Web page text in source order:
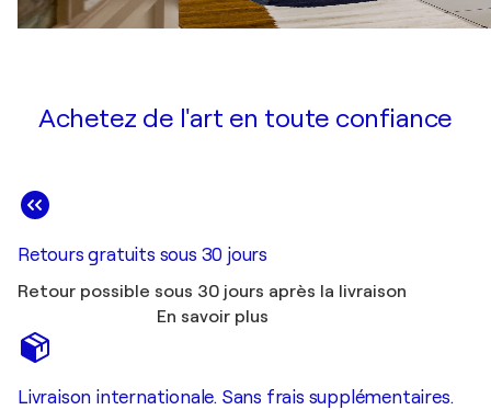
Achetez de l'art en toute confiance
Retours gratuits sous 30 jours
Retour possible sous 30 jours après la livraison
En savoir plus
Livraison internationale. Sans frais supplémentaires.